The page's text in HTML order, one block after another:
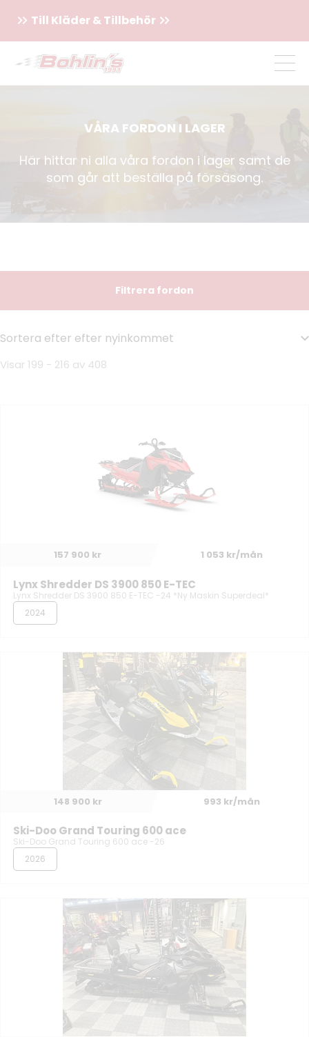
Till Kläder & Tillbehör
VÅRA FORDON I LAGER
Här hittar ni alla våra fordon i lager samt de
som går att beställa på försäsong.
Filtrera fordon
Visar 199 - 216 av 408
157 900 kr 1 053 kr/mån
Lynx Shredder DS 3900 850 E-TEC
Lynx Shredder DS 3900 850 E-TEC -24 *Ny Maskin Superdeal*
2024
148 900 kr 993 kr/mån
Ski-Doo Grand Touring 600 ace
Ski-Doo Grand Touring 600 ace -26
2026